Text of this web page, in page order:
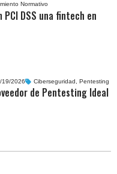
Normativo
PCI DSS una fintech en
19/2026 Ciberseguridad ,Pentesting
de Pentesting Ideal